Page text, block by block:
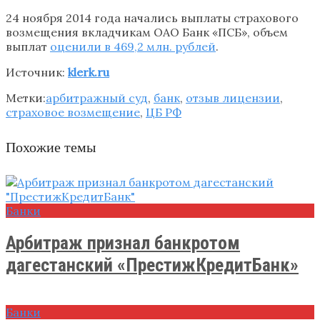
24 ноября 2014 года начались выплаты страхового
возмещения вкладчикам ОАО Банк «ПСБ», объем
выплат оценили в 469,2 млн. рублей.
Источник: klerk.ru
Метки:арбитражный суд, банк, отзыв лицензии,
страховое возмещение, ЦБ РФ
Похожие темы
Банки
Арбитраж признал банкротом
дагестанский «ПрестижКредитБанк»
Банки